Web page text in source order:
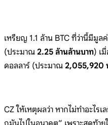
เหรียญ 1.1 ล้าน BTC ที่ว่านี้มีมูล
(ประมาณ 2.25 ล้านล้านบาท) เ
ดอลลาร์ (ประมาณ 2,055,920
CZ ให้เหตุผลว่า หากไม่ทำอะไ